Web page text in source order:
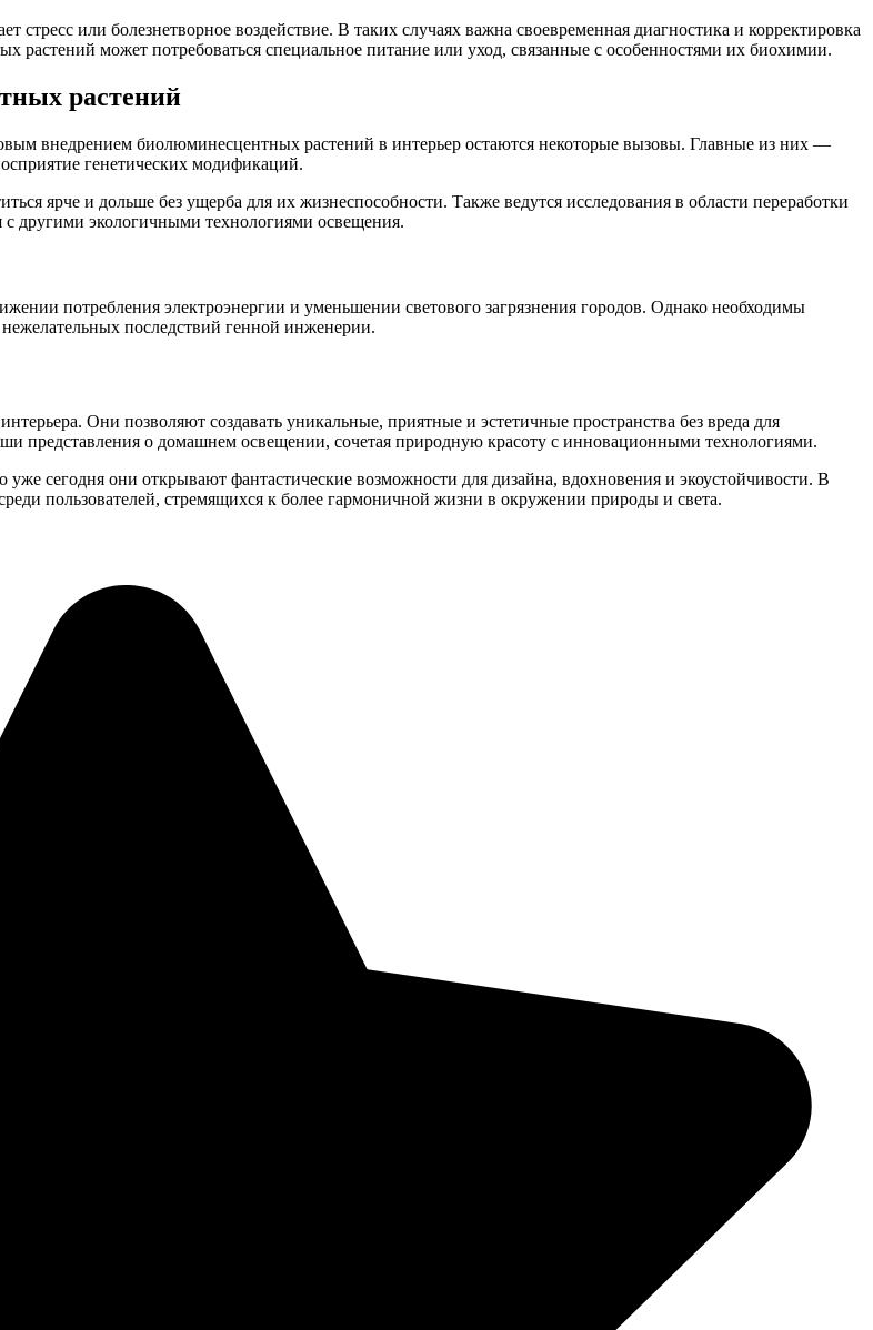
или болезнетворное воздействие. В таких случаях важна своевременная диагностика и корректировка
может потребоваться специальное питание или уход, связанные с особенностями их биохимии.
растений
внедрением биолюминесцентных растений в интерьер остаются некоторые вызовы. Главные из них —
генетических модификаций.
ярче и дольше без ущерба для их жизнеспособности. Также ведутся исследования в области переработки
другими экологичными технологиями освещения.
потребления электроэнергии и уменьшении светового загрязнения городов. Однако необходимы
нежелательных последствий генной инженерии.
Они позволяют создавать уникальные, приятные и эстетичные пространства без вреда для
представления о домашнем освещении, сочетая природную красоту с инновационными технологиями.
сегодня они открывают фантастические возможности для дизайна, вдохновения и экоустойчивости. В
пользователей, стремящихся к более гармоничной жизни в окружении природы и света.